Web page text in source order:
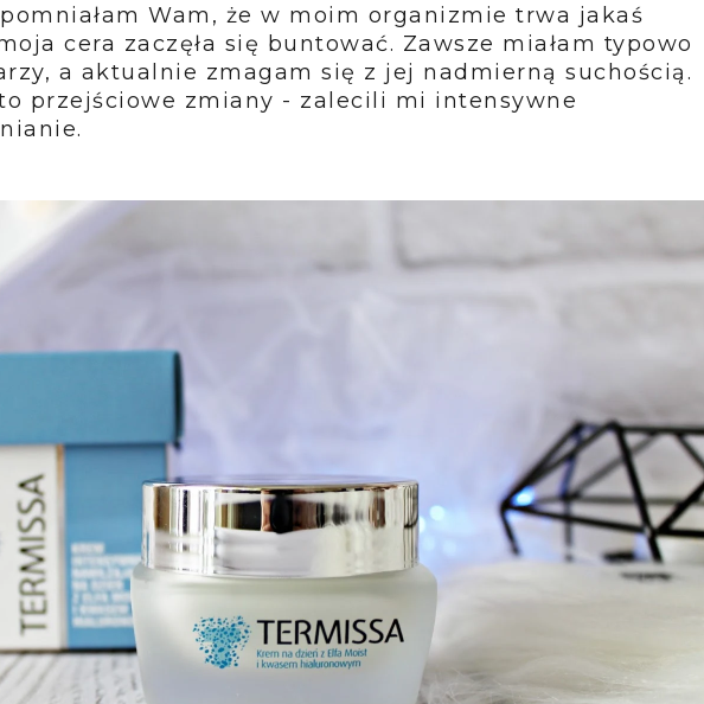
Wam, że w moim organizmie trwa jakaś
cera zaczęła się buntować. Zawsze miałam typowo
a aktualnie zmagam się z jej nadmierną suchością.
przejściowe zmiany - zalecili mi intensywne